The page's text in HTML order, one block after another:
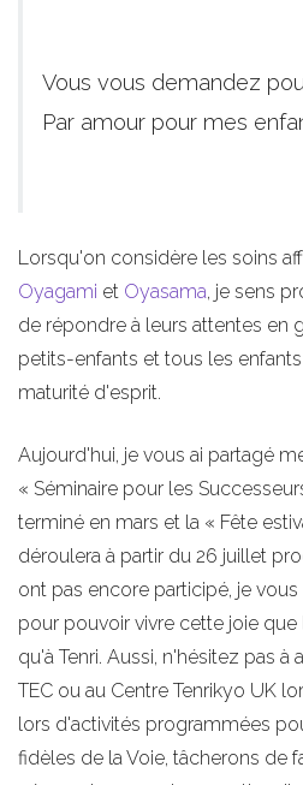
Vous vous demandez
Par amour pour mes
Lorsqu'on considère les soins
Oyagami et Oyasama, je sens
de répondre à leurs attentes en
petits-enfants et tous les
maturité d'esprit.
Aujourd'hui, je vous ai partagé
« Séminaire pour les
terminé en mars et la « Fête
déroulera à partir du 26 juillet
ont pas encore participé, je
pour pouvoir vivre cette joie
qu'à Tenri. Aussi, n'hésitez pas à
TEC ou au Centre Tenrikyo UK
lors d'activités programmées
fidèles de la Voie, tâcherons de